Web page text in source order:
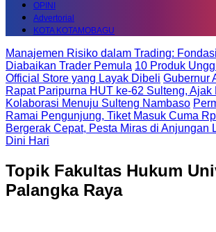
OPINI
Advertorial
KOTA KOTAMOBAGU
Manajemen Risiko dalam Trading:
Diabaikan Trader Pemula 10 Produk
Official Store yang Layak Dibeli Gubernur
Rapat Paripurna HUT ke-62 Sulteng, Ajak
Kolaborasi Menuju Sulteng Nambaso
Ramai Pengunjung, Tiket Masuk Cuma
Bergerak Cepat, Pesta Miras di Anjungan
Dini Hari
Topik Fakultas Hukum
Palangka Raya